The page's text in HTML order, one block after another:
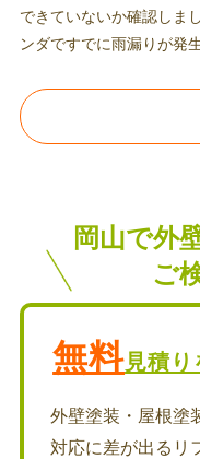
できていないか確認しま
ンダですでに雨漏りが発
岡山で外
ご
無料見積
外壁塗装・屋根塗
対応に差が出るリ